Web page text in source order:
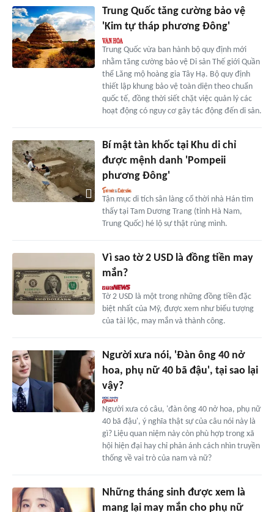
Trung Quốc tăng cường bảo vệ
'Kim tự tháp phương Đông'
Trung Quốc vừa ban hành bộ quy định mới
nhằm tăng cường bảo vệ Di sản Thế giới Quần
thể Lăng mộ hoàng gia Tây Hạ. Bộ quy định
thiết lập khung bảo vệ toàn diện theo chuẩn
quốc tế, đồng thời siết chặt việc quản lý các
hoạt động có nguy cơ gây tác động đến di sản.
Bí mật tàn khốc tại Khu di chỉ
được mệnh danh 'Pompeii
phương Đông'
Tận mục di tích sân làng cổ thời nhà Hán tìm
thấy tại Tam Dương Trang (tỉnh Hà Nam,
Trung Quốc) hé lộ sự thật rùng mình.
Vì sao tờ 2 USD là đồng tiền may
mắn?
Tờ 2 USD là một trong những đồng tiền đặc
biệt nhất của Mỹ, được xem như biểu tượng
của tài lộc, may mắn và thành công.
Người xưa nói, 'Đàn ông 40 nở
hoa, phụ nữ 40 bã đậu', tại sao lại
vậy?
Người xưa có câu, 'đàn ông 40 nở hoa, phụ nữ
40 bã đậu', ý nghĩa thật sự của câu nói này là
gì? Liệu quan niệm này còn phù hợp trong xã
hội hiện đại hay chỉ phản ánh cách nhìn truyền
thống về vai trò của nam và nữ?
Những tháng sinh được xem là
mang lại may mắn cho phụ nữ